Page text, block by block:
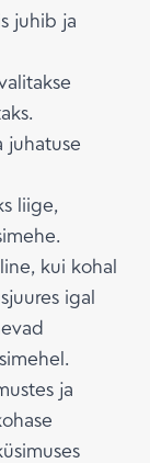
juhib ja
juhatuse
liige,
kui kohal
igal
ja